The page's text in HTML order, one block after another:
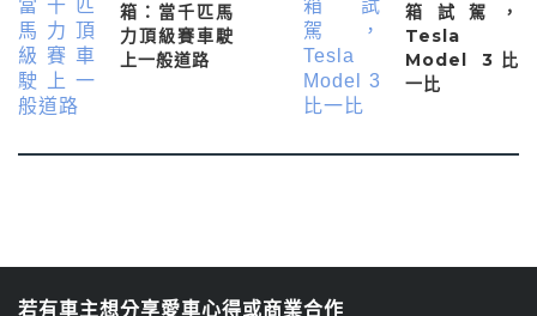
箱：當千匹馬
力頂級賽車駛
上一般道路
箱試駕，
Tesla
Model 3比
一比
若有車主想分享愛車心得或商業合作